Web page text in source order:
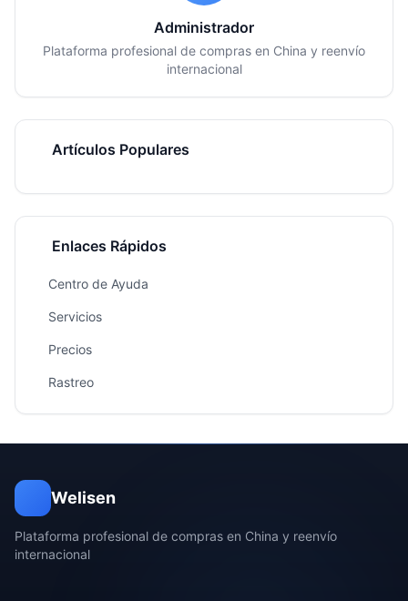
Administrador
Plataforma profesional de compras en China y reenvío
internacional
Artículos Populares
Enlaces Rápidos
Centro de Ayuda
Servicios
Precios
Rastreo
Welisen
Plataforma profesional de compras en China y reenvío
internacional